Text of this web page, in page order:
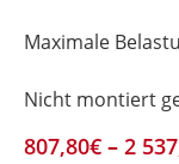
Maximale
Nicht montiert
807,80€ – 2